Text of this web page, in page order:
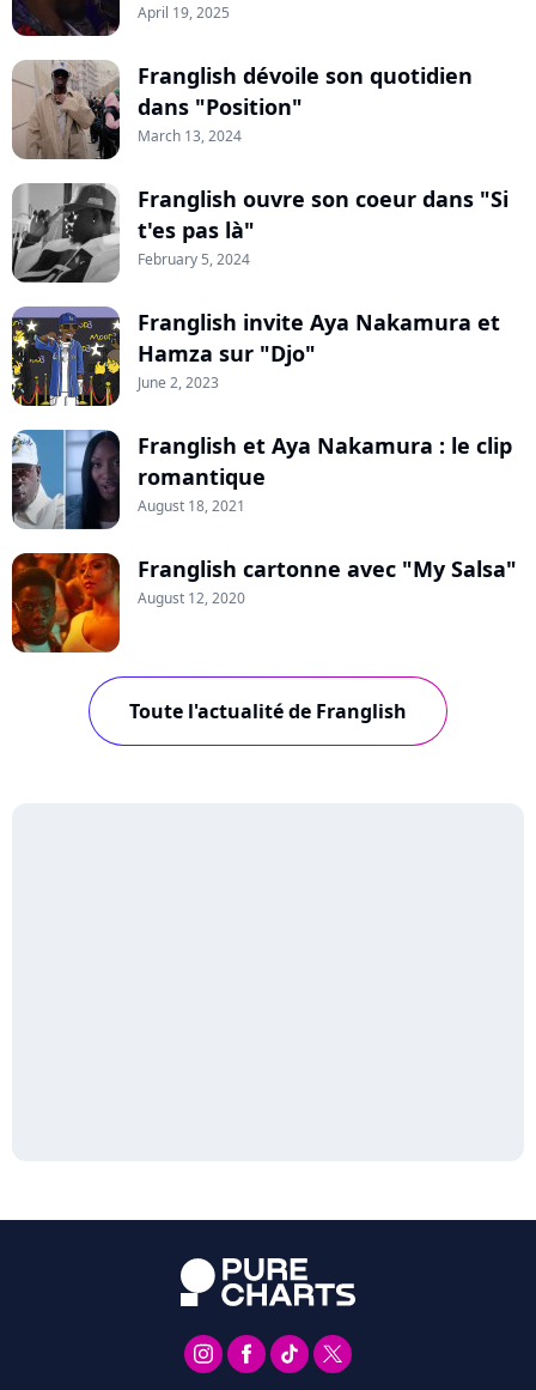
April 19, 2025
Franglish dévoile son quotidien
dans "Position"
March 13, 2024
Franglish ouvre son coeur dans "Si
t'es pas là"
February 5, 2024
Franglish invite Aya Nakamura et
Hamza sur "Djo"
June 2, 2023
Franglish et Aya Nakamura : le clip
romantique
August 18, 2021
Franglish cartonne avec "My Salsa"
August 12, 2020
Toute l'actualité de Franglish